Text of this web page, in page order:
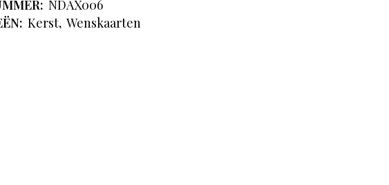
NDAX006
Kerst, Wenskaarten